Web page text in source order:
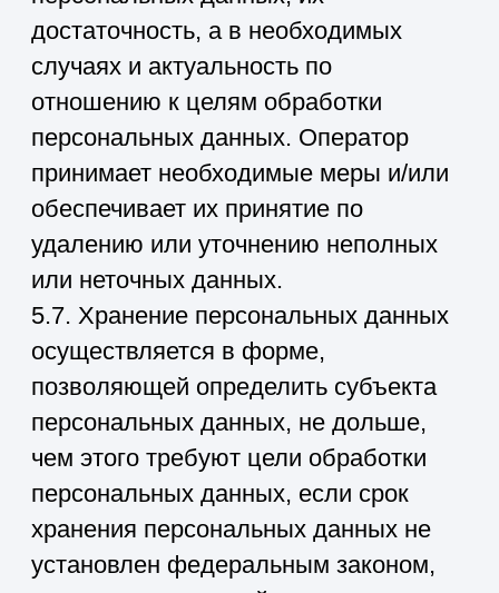
персональных данных дано согласие
Оператору на передачу данных
третьему лицу для исполнения
обязательств по гражданско-
7.4. В случае выявления неточностей
в персональных данных,
Пользователь может актуализировать
направления Оператору уведомление
на адрес электронной почты
пометкой «Актуализация
персональных данных».
7.5. Срок обработки персональных
данных определяется достижением
целей, для которых были собраны
персональные данные, если иной
действующим законодательством.
Пользователь может в любой момент
отозвать свое согласие на обработку
персональных данных, направив